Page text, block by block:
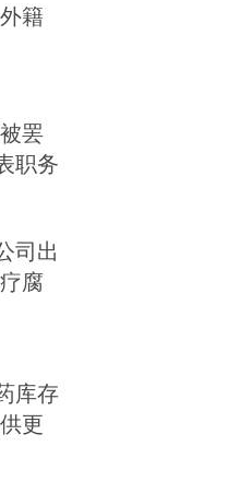
籍
罢
职务
司出
腐
库存
更